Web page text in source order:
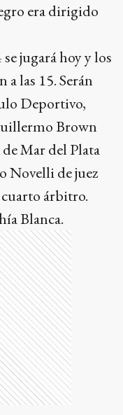
era dirigido
jugará hoy y los
las 15. Serán
Deportivo,
Brown
Mar del Plata
Novelli de juez
árbitro.
Blanca.